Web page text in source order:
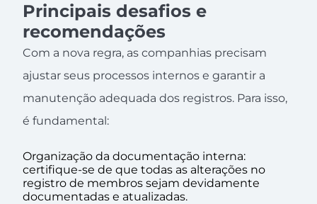
Principais desafios e
recomendações
Com a nova regra, as companhias precisam
ajustar seus processos internos e garantir a
manutenção adequada dos registros. Para isso,
é fundamental:
Organização da documentação interna:
certifique-se de que todas as alterações no
registro de membros sejam devidamente
documentadas e atualizadas.